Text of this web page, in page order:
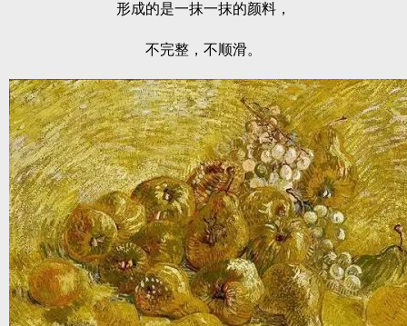
形成的是一抹一抹的颜料，
不完整，不顺滑。